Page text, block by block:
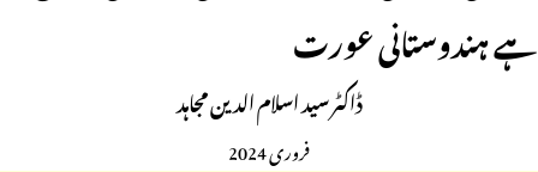
ہے ہندوستانی عورت
ڈاکٹر سید اسلام الدین مجاہد
فروری 2024